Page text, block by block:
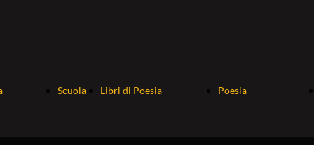
Scuola Libri di Poesia Poesia